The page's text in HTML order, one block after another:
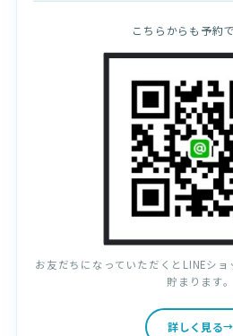
こちらからも予約
お友だちになっていただくとLINEシ
貯まります。
詳しく見る